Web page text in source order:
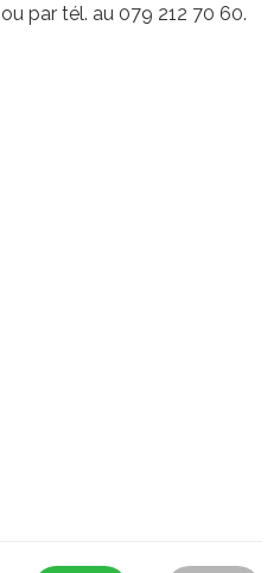
ou par tél. au 079 212 70 60.